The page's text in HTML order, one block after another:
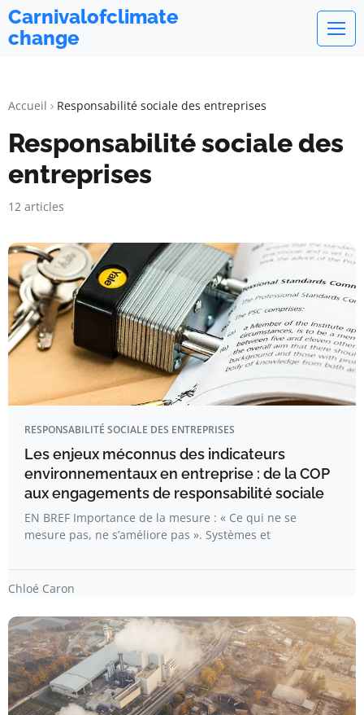
Carnivalofclimate
change
Accueil Responsabilité sociale des entreprises
Responsabilité sociale des
entreprises
12 articles
RESPONSABILITÉ SOCIALE DES ENTREPRISES
Les enjeux méconnus des indicateurs
environnementaux en entreprise : de la COP
aux engagements de responsabilité sociale
EN BREF Importance de la mesure : « Ce qui ne se
mesure pas, ne s’améliore pas ». Systèmes et
Chloé Caron